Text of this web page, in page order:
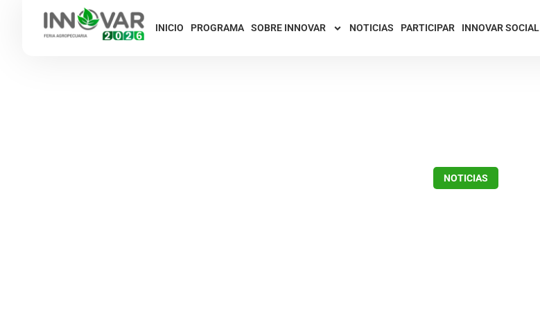
INICIO PROGRAMA SOBRE INNOVAR NOTICIAS PARTICIPAR INNOVAR SOCIAL
NOTICIAS